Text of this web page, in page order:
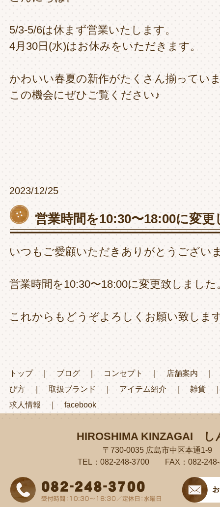
5/3-5/6は休まず営業いたします。
4月30日(水)はお休みをいただきます。
かわいい春夏の新作がたくさん揃ってい
この機会にぜひご覧ください♪
2023/12/25
営業時間を10:30〜18:00に変更
いつもご愛顧いただきありがとうござい
営業時間を10:30〜18:00に変更致しました
これからもどうぞよろしくお願い致しま
トップ｜ ブログ ｜ コンセプト ｜ 店舗案内
び方 ｜ 取扱ブランド ｜ アイテム紹介 ｜ 雑貨
求人情報 ｜ facebook
HIROSHIMA KINZAGAI し
〒730-0035 広島市中区本通1-9
TEL：082-248-3700 FAX：082-248-